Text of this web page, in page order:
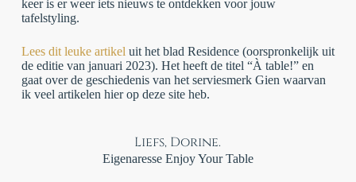
keer is er weer iets nieuws te ontdekken voor jouw
tafelstyling.
Lees dit leuke artikel uit het blad Residence (oorspronkelijk uit
de editie van januari 2023). Het heeft de titel “À table!” en
gaat over de geschiedenis van het serviesmerk Gien waarvan
ik veel artikelen hier op deze site heb.
Liefs, Dorine.
Eigenaresse Enjoy Your Table